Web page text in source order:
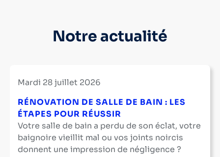
Notre actualité
RÉNOVATION DE SALLE DE BAIN : LES
ÉTAPES POUR RÉUSSIR
mardi 28 juillet 2026
Votre salle de bain a perdu de son éclat, votre
baignoire vieillit mal ou vos joints noircis
donnent une impression de négligence ?